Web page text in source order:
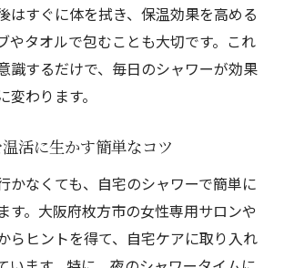
はすぐに体を拭き、保温効果を高める
やタオルで包むことも大切です。これ
識するだけで、毎日のシャワーが効果
わります。
活に生かす簡単なコツ
かなくても、自宅のシャワーで簡単に
す。大阪府枚方市の女性専用サロンや
らヒントを得て、自宅ケアに取り入れ